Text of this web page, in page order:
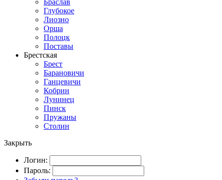
Глубокое
Лиозно
Орша
Полоцк
Поставы
Брестская
Брест
Барановичи
Ганцевичи
Кобрин
Лунинец
Пинск
Пружаны
Столин
Закрыть
Логин:
Пароль: